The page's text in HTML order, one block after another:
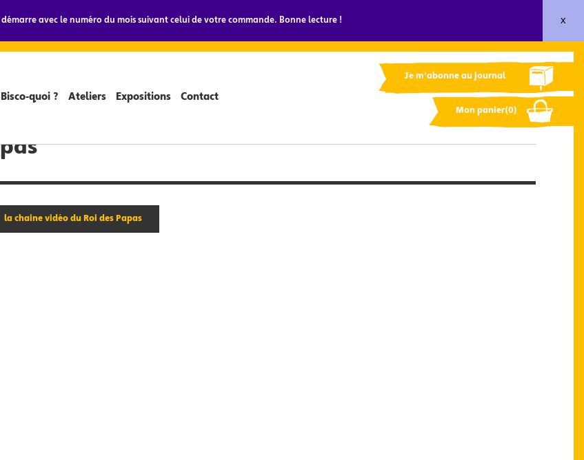
avec le numéro du mois suivant celui de votre commande. Bonne lecture ! x
Je m'abonne au journal
Mon panier(0)
Bisco-quoi ? Ateliers Expositions Contact
la chaine vidéo du Roi des Papas